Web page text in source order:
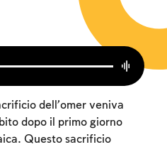
dell’omer veniva
dopo il primo giorno
Questo sacrificio